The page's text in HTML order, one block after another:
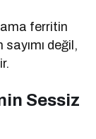
ferritin
değil,
Sessiz